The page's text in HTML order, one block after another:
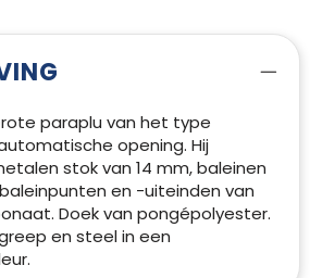
paraplu van het type
opening. Hij
stok van 14 mm, baleinen
en -uiteinden van
Doek van pongépolyester.
en steel in een